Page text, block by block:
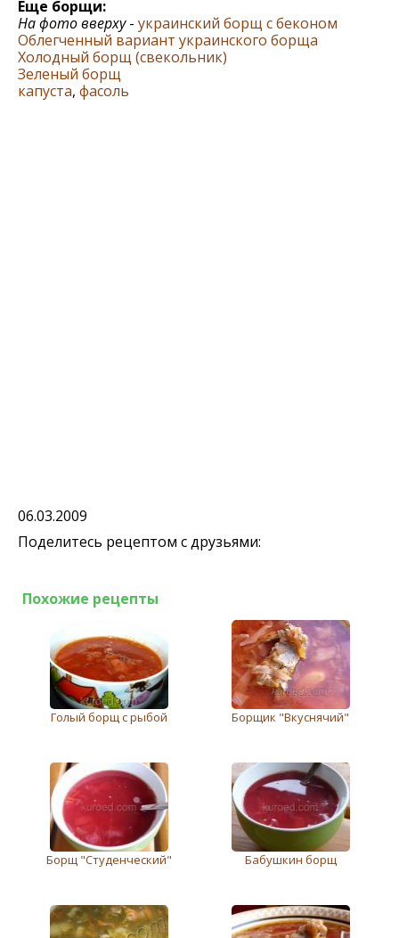
Еще борщи:
На фото вверху- украинский борщ с беконом
Облегченный вариант украинского борща
Холодный борщ (свекольник)
Зеленый борщ
капуста, фасоль
06.03.2009
Поделитесь рецептом с друзьями:
Похожие рецепты
Голый борщ с рыбой Борщик "Вкуснячий"
Борщ "Студенческий" Бабушкин борщ